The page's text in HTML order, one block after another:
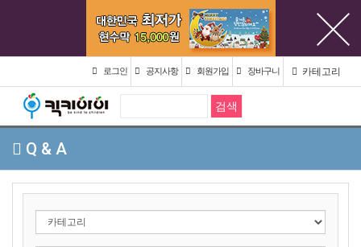
로그인 공지사항 회원가입 장바구니 카테고리
Q & A